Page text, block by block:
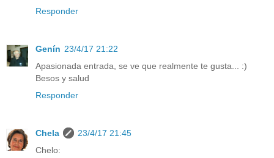
Responder
Genín 23/4/17 21:22
Apasionada entrada, se ve que realmente te gusta... :)
Besos y salud
Responder
Chela
23/4/17 21:45
Chelo: